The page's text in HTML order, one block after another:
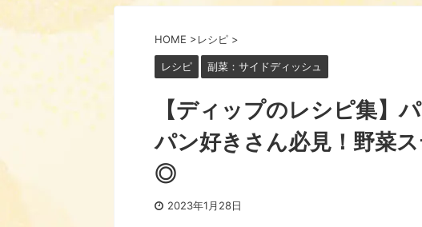
HOME >レシピ >
レシピ 副菜：サイドディッシュ
【ディップのレシピ集】
パン好きさん必見！野菜
◎
2023年1月28日